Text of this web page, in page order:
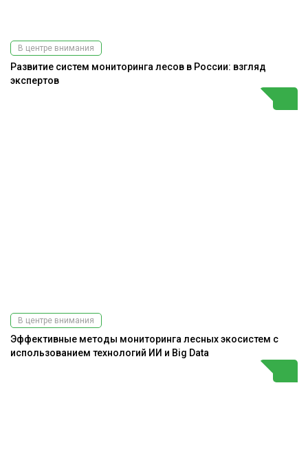
В центре внимания
Развитие систем мониторинга лесов в России: взгляд
экспертов
В центре внимания
Эффективные методы мониторинга лесных экосистем с
использованием технологий ИИ и Big Data